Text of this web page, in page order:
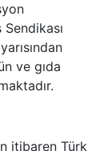
ve gıda
itibaren Türk